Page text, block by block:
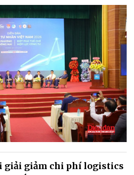
giải giảm chi phí logistics